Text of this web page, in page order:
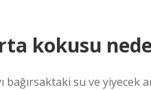
kokusu
su ve yiyecek